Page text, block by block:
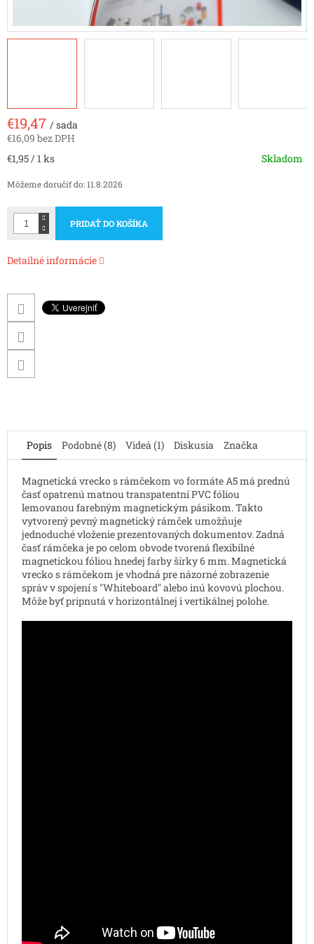
€19,47 / sada
€16,09 bez DPH
Jednotková
€1,95 / 1 ks Skladom
Môžeme doručiť do:11.8.2026
PRIDAŤ DO KOŠÍKA
Detailné informácie
Popis Podobné (8) Videá (1) Diskusia Značka
Magnetická vrecko s rámčekom vo formáte A5 má prednú
časť opatrenú matnou transpatentní PVC fóliou
lemovanou farebným magnetickým pásikom. Takto
vytvorený pevný magnetický rámček umožňuje
jednoduché vloženie prezentovaných dokumentov. Zadná
časť rámčeka je po celom obvode tvorená flexibilné
magnetickou fóliou hnedej farby šírky 6 mm. Magnetická
vrecko s rámčekom je vhodná pre názorné zobrazenie
správ v spojení s "Whiteboard" alebo inú kovovú plochou.
Môže byť pripnutá v horizontálnej i vertikálnej polohe.